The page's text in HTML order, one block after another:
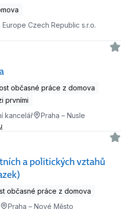
Czech Republic s.r.o.
občasné práce z domova
prvními
kancelář
Praha – Nusle
a politických vztahů
občasné práce z domova
Praha – Nové Město